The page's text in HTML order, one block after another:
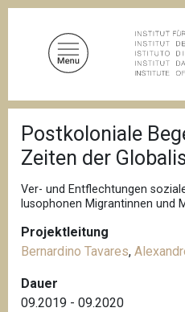
D
f
a
d
a
v
g
a
t
o
n
Postkoloniale
Zeiten der
Ver- und Entflechtungen
lusophonen Migrantinnen und
Projektleitung
Bernardino Tavares,
Dauer
09.2019 - 09.2020